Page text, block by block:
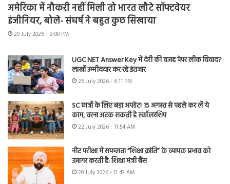
अमेरिका में नौकरी नहीं मिली तो भारत लौटे सॉफ्टवेयर
इंजीनियर, बोले- संघर्ष ने बहुत कुछ सिखाया
29 July 2026 - 8:00 PM
UGC NET Answer Key में देरी की वजह पेपर लीक विवाद?
लाखों उम्मीदवार कर रहे इंतजार
26 July 2026 - 6:11 PM
SC छात्रों के लिए बड़ा अपडेट! 15 अगस्त से पहले कर लें ये
काम, वरना अटक सकती है स्कॉलरशिप
22 July 2026 - 11:54 AM
नीट परीक्षा में सफलता “शिक्षा क्रांति” के व्यापक प्रभाव को
उजागर करती है: शिक्षा मंत्री बैंस
20 July 2026 - 11:43 AM